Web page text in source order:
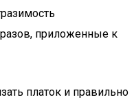
приложенные к
платок и правильно